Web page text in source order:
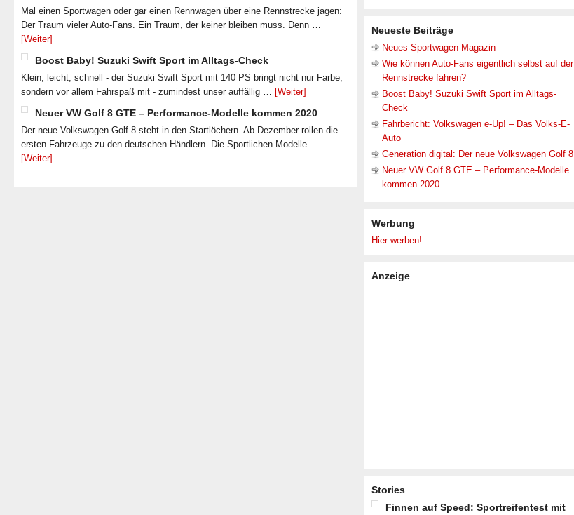
Mal einen Sportwagen oder gar einen Rennwagen über eine Rennstrecke jagen:
Der Traum vieler Auto-Fans. Ein Traum, der keiner bleiben muss. Denn …
[Weiter]
Boost Baby! Suzuki Swift Sport im Alltags-Check
Klein, leicht, schnell - der Suzuki Swift Sport mit 140 PS bringt nicht nur Farbe,
sondern vor allem Fahrspaß mit - zumindest unser auffällig … [Weiter]
Neuer VW Golf 8 GTE – Performance-Modelle kommen 2020
Der neue Volkswagen Golf 8 steht in den Startlöchern. Ab Dezember rollen die
ersten Fahrzeuge zu den deutschen Händlern. Die Sportlichen Modelle …
[Weiter]
Neueste Beiträge
Neues Sportwagen-Magazin
Wie können Auto-Fans eigentlich selbst auf der
Rennstrecke fahren?
Boost Baby! Suzuki Swift Sport im Alltags-
Check
Fahrbericht: Volkswagen e-Up! – Das Volks-E-
Auto
Generation digital: Der neue Volkswagen Golf 8
Neuer VW Golf 8 GTE – Performance-Modelle
kommen 2020
Werbung
Hier werben!
Anzeige
Stories
Finnen auf Speed: Sportreifentest mit